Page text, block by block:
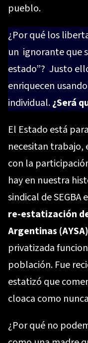
pueblo.
¿Por qué los
un ignorante que
estado”? Justo
enriquecen
individual.¿Será
El Estado está
necesitan trabajo,
con la
hay en nuestra
sindical de SEGBA
re-estatización
Argentinas (AYSA)
privatizada
población. Fue
estatizó que
cloaca como
¿Por qué no